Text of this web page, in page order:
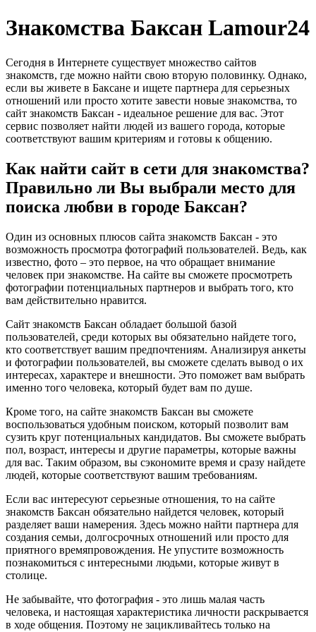
Знакомства Баксан Lamour24
Сегодня в Интернете существует множество сайтов
знакомств, где можно найти свою вторую половинку. Однако,
если вы живете в Баксане и ищете партнера для серьезных
отношений или просто хотите завести новые знакомства, то
сайт знакомств Баксан - идеальное решение для вас. Этот
сервис позволяет найти людей из вашего города, которые
соответствуют вашим критериям и готовы к общению.
Как найти сайт в сети для знакомства?
Правильно ли Вы выбрали место для
поиска любви в городе Баксан?
Один из основных плюсов сайта знакомств Баксан - это
возможность просмотра фотографий пользователей. Ведь, как
известно, фото – это первое, на что обращает внимание
человек при знакомстве. На сайте вы сможете просмотреть
фотографии потенциальных партнеров и выбрать того, кто
вам действительно нравится.
Сайт знакомств Баксан обладает большой базой
пользователей, среди которых вы обязательно найдете того,
кто соответствует вашим предпочтениям. Анализируя анкеты
и фотографии пользователей, вы сможете сделать вывод о их
интересах, характере и внешности. Это поможет вам выбрать
именно того человека, который будет вам по душе.
Кроме того, на сайте знакомств Баксан вы сможете
воспользоваться удобным поиском, который позволит вам
сузить круг потенциальных кандидатов. Вы сможете выбрать
пол, возраст, интересы и другие параметры, которые важны
для вас. Таким образом, вы сэкономите время и сразу найдете
людей, которые соответствуют вашим требованиям.
Если вас интересуют серьезные отношения, то на сайте
знакомств Баксан обязательно найдется человек, который
разделяет ваши намерения. Здесь можно найти партнера для
создания семьи, долгосрочных отношений или просто для
приятного времяпровождения. Не упустите возможность
познакомиться с интересными людьми, которые живут в
столице.
Не забывайте, что фотография - это лишь малая часть
человека, и настоящая характеристика личности раскрывается
в ходе общения. Поэтому не зацикливайтесь только на